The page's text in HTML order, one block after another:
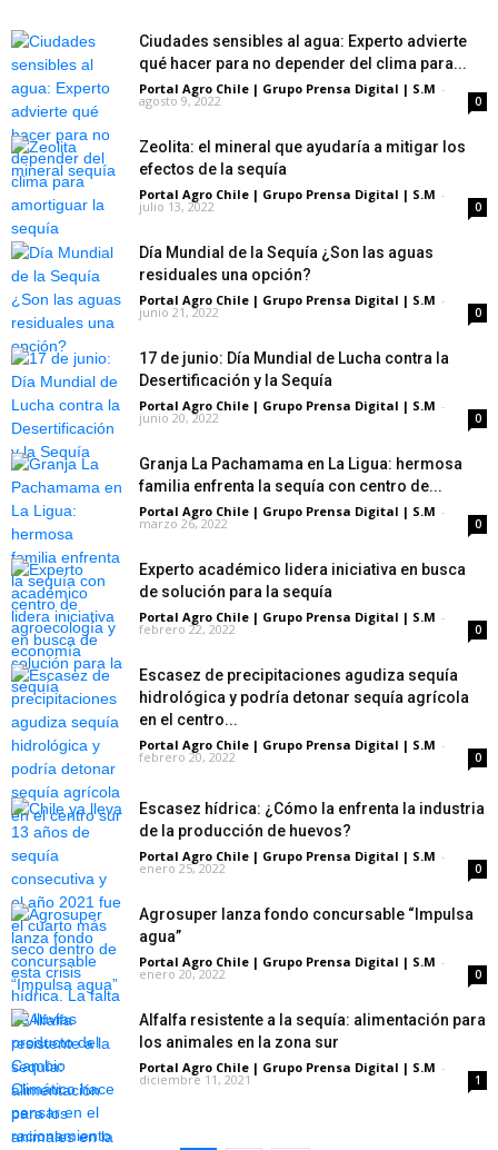
Ciudades sensibles al agua: Experto advierte
qué hacer para no depender del clima para...
Portal Agro Chile | Grupo Prensa Digital | S.M -
agosto 9, 2022 0
Zeolita: el mineral que ayudaría a mitigar los
efectos de la sequía
Portal Agro Chile | Grupo Prensa Digital | S.M -
julio 13, 2022 0
Día Mundial de la Sequía ¿Son las aguas
residuales una opción?
Portal Agro Chile | Grupo Prensa Digital | S.M -
junio 21, 2022 0
17 de junio: Día Mundial de Lucha contra la
Desertificación y la Sequía
Portal Agro Chile | Grupo Prensa Digital | S.M -
junio 20, 2022 0
Granja La Pachamama en La Ligua: hermosa
familia enfrenta la sequía con centro de...
Portal Agro Chile | Grupo Prensa Digital | S.M -
marzo 26, 2022 0
Experto académico lidera iniciativa en busca
de solución para la sequía
Portal Agro Chile | Grupo Prensa Digital | S.M -
febrero 22, 2022 0
Escasez de precipitaciones agudiza sequía
hidrológica y podría detonar sequía agrícola
en el centro...
Portal Agro Chile | Grupo Prensa Digital | S.M -
febrero 20, 2022 0
Escasez hídrica: ¿Cómo la enfrenta la industria
de la producción de huevos?
Portal Agro Chile | Grupo Prensa Digital | S.M -
enero 25, 2022 0
Agrosuper lanza fondo concursable “Impulsa
agua”
Portal Agro Chile | Grupo Prensa Digital | S.M -
enero 20, 2022 0
Alfalfa resistente a la sequía: alimentación para
los animales en la zona sur
Portal Agro Chile | Grupo Prensa Digital | S.M -
diciembre 11, 2021 1